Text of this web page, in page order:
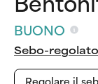
BUONO
Sebo-
Regolare il